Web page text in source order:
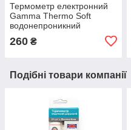
Термометр електронний
Gamma Thermo Soft
водонепроникний
260 ₴
Подібні товари компанії